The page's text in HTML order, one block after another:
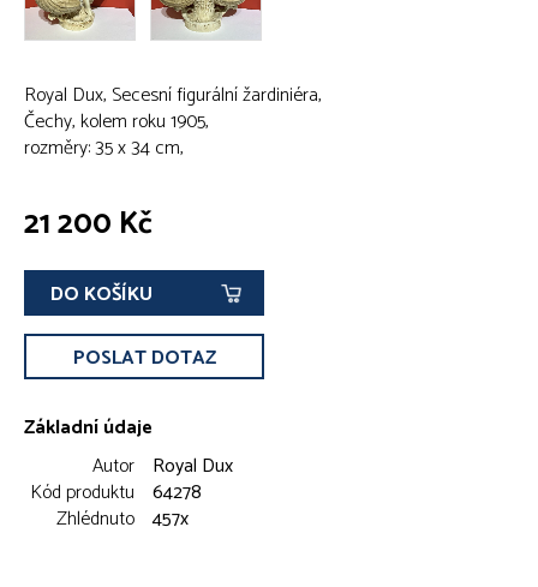
Royal Dux, Secesní figurální žardiniéra,
Čechy, kolem roku 1905,
rozměry: 35 x 34 cm,
21 200 Kč
DO KOŠÍKU
POSLAT DOTAZ
Základní údaje
Autor Royal Dux
Kód produktu 64278
Zhlédnuto 457x